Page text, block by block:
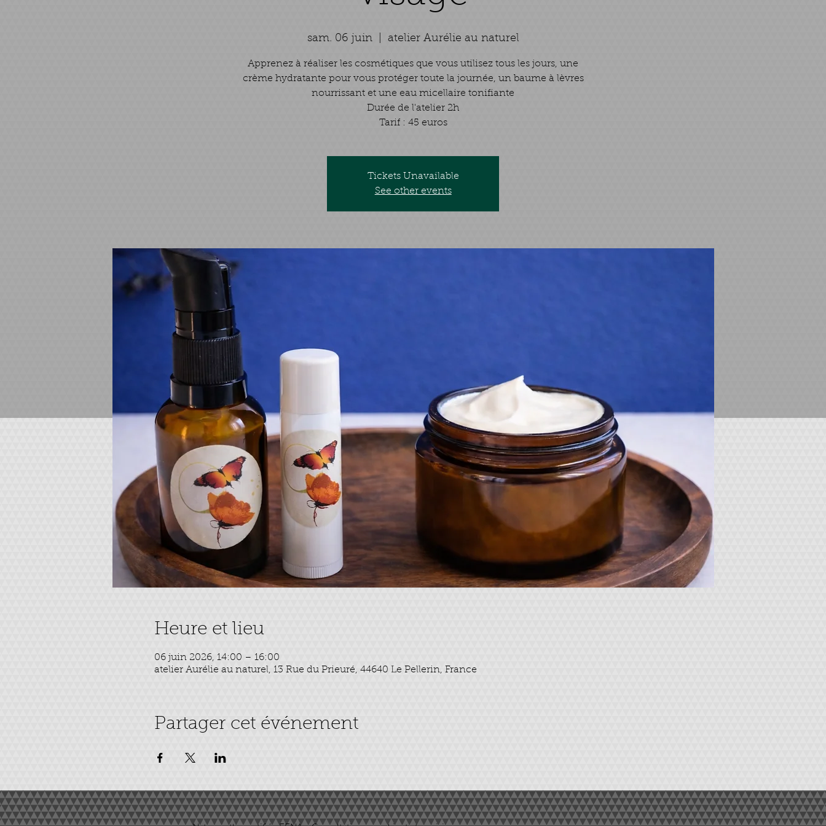
sam. 06 juin
  |
atelier Aurélie au naturel
Apprenez à réaliser les cosmétiques que vous utilisez tous les jours, une
crème hydratante pour vous protéger toute la journée, un baume à lèvres
nourrissant et une eau micellaire tonifiante
Durée de l'atelier 2h
Tarif : 45 euros
Tickets Unavailable
See other events
Heure et lieu
06 juin 2026, 14:00 – 16:00
atelier Aurélie au naturel, 13 Rue du Prieuré, 44640 Le Pellerin, France
Partager cet événement